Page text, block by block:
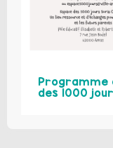
Programme
des 1000